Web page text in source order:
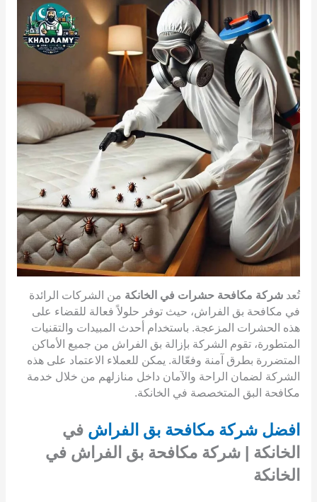
تُعد شركة مكافحة حشرات في الخانكة من الشركات الرائدة
في مكافحة بق الفراش، حيث توفر حلولاً فعالة للقضاء على
هذه الحشرات المزعجة. باستخدام أحدث المبيدات والتقنيات
المتطورة، تقوم الشركة بإزالة بق الفراش من جميع الأماكن
المتضررة بطرق آمنة وفعّالة. يمكن للعملاء الاعتماد على هذه
الشركة لضمان الراحة والآمان داخل منازلهم من خلال خدمة
مكافحة البق المتخصصة في الخانكة.
افضل شركة مكافحة بق الفراش في
الخانكة | شركة مكافحة بق الفراش في
الخانكة